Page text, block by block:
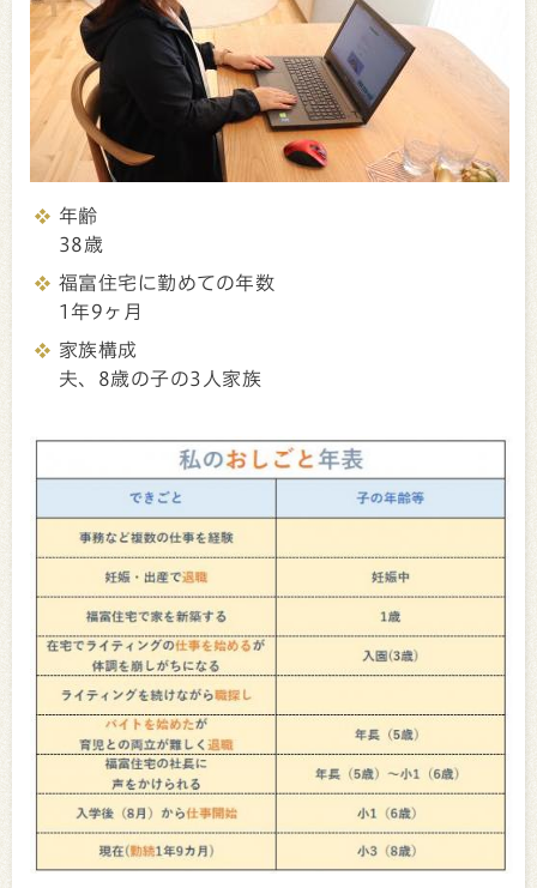
年齢
38歳
福富住宅に勤めての年数
1年9ヶ月
家族構成
夫、8歳の子の3人家族